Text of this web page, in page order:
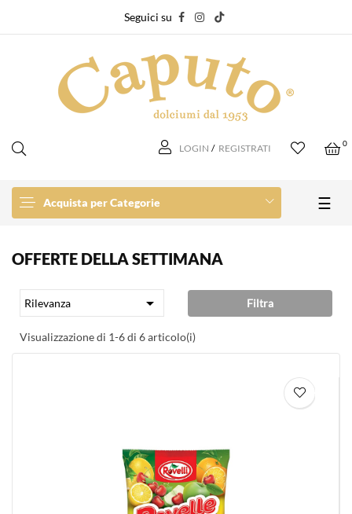
Seguici su
LOGIN / REGISTRATI 0
Acquista per Categorie ☰
OFFERTE DELLA SETTIMANA
Rilevanza  Filtra
Visualizzazione di 1-6 di 6 articolo(i)